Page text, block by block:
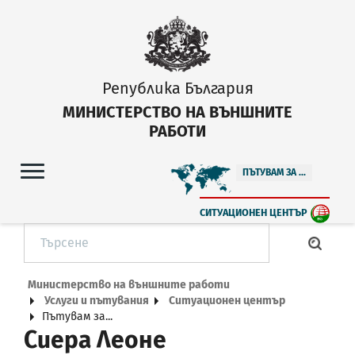
Република България
МИНИСТЕРСТВО НА ВЪНШНИТЕ
РАБОТИ
ПЪТУВАМ ЗА ...
СИТУАЦИОНЕН ЦЕНТЪР
Министерство на външните работи
Услуги и пътувания
Ситуационен център
Пътувам за...
Сиера Леоне